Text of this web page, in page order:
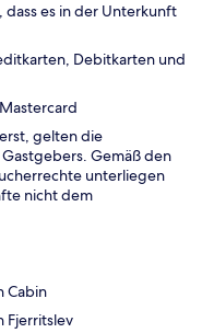
es in der Unterkunft
Debitkarten und
gelten die
Gemäß den
unterliegen
nicht dem
Cabin
Fjerritslev